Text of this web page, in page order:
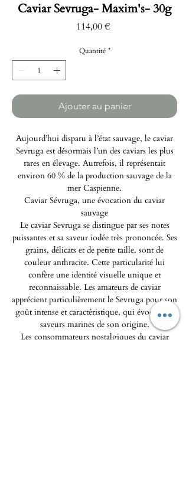
Caviar Sevruga- Maxim's- 30g
114,00 €Prix
Quantité *
Ajouter au panier
Aujourd’hui disparu à l’état sauvage, le caviar
Sevruga est désormais l’un des caviars les plus
rares en élevage. Autrefois, il représentait
environ 60 % de la production sauvage de la
mer Caspienne.
Caviar Sévruga, une évocation du caviar
sauvage
Le caviar Sevruga se distingue par ses notes
puissantes et sa saveur iodée très prononcée. Ses
grains, délicats et de petite taille, sont de
couleur anthracite. Cette particularité lui
confère une identité visuelle unique et
reconnaissable. Les amateurs de caviar
apprécient particulièrement le Sevruga pour son
goût intense et caractéristique, qui évoque les
saveurs marines de son origine.
Les consommateurs nostalgiques du caviar